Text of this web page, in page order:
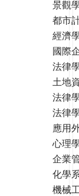
景觀
都市
經濟
國際
法律
土地
法律
法律
應用
心理
企業
化學
機械